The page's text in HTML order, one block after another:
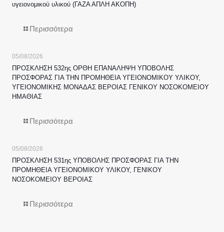
υγειονομικού υλικού (ΓΑΖΑ ΑΠΛΗ ΑΚΟΠΗ)
Περισσότερα
05/08/2026
ΠΡΟΣΚΛΗΣΗ 532ης ΟΡΘΗ ΕΠΑΝΑΛΗΨΗ ΥΠΟΒΟΛΗΣ
ΠΡΟΣΦΟΡΑΣ ΓΙΑ ΤΗΝ ΠΡΟΜΗΘΕΙΑ ΥΓΕΙΟΝΟΜΙΚΟΥ ΥΛΙΚΟΥ,
ΥΓΕΙΟΝΟΜΙΚΗΣ ΜΟΝΑΔΑΣ ΒΕΡΟΙΑΣ ΓΕΝΙΚΟΥ ΝΟΣΟΚΟΜΕΙΟΥ
ΗΜΑΘΙΑΣ
Περισσότερα
05/08/2026
ΠΡΟΣΚΛΗΣΗ 531ης ΥΠΟΒΟΛΗΣ ΠΡΟΣΦΟΡΑΣ ΓΙΑ ΤΗΝ
ΠΡΟΜΗΘΕΙΑ ΥΓΕΙΟΝΟΜΙΚΟΥ ΥΛΙΚΟΥ, ΓΕΝΙΚΟΥ
ΝΟΣΟΚΟΜΕΙΟΥ ΒΕΡΟΙΑΣ
Περισσότερα